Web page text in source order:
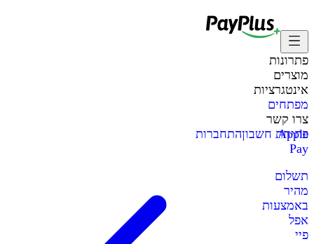
פתרונות
מוצרים
אינטגרציות
מפתחים
צרו קשר
Apple
Pay
תשלום
מהיר
באמצעות
אפל
פיי
פתיחת חשבוןהתחברות